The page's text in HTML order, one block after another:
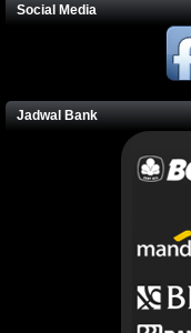
Social Media
Jadwal Bank